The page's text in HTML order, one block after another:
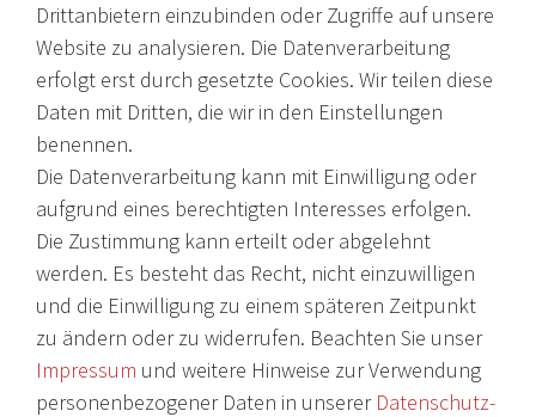
Sie Fragen haben, wenden Sie sich an uns.
EMail: shop@victoria-weine.com
Telefon: +49 (0)7931 56 34 11
© 2026 Copyright Victoria Weine
Impressum
Daten­schutz­erklärung
AGB
Barrierefreiheitserklärung
Drittanbietern einzubinden oder Zugriffe auf unsere
Website zu analysieren. Die Datenverarbeitung
erfolgt erst durch gesetzte Cookies. Wir teilen diese
Daten mit Dritten, die wir in den Einstellungen
benennen.
Die Datenverarbeitung kann mit Einwilligung oder
aufgrund eines berechtigten Interesses erfolgen.
Die Zustimmung kann erteilt oder abgelehnt
werden. Es besteht das Recht, nicht einzuwilligen
und die Einwilligung zu einem späteren Zeitpunkt
zu ändern oder zu widerrufen. Beachten Sie unser
Impressum und weitere Hinweise zur Verwendung
personenbezogener Daten in unserer Daten­schutz­